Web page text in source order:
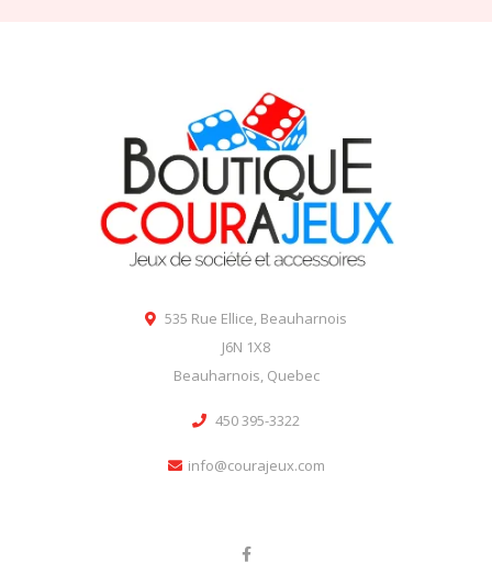
535 Rue Ellice, Beauharnois
J6N 1X8
Beauharnois, Quebec
450 395-3322
info@courajeux.com